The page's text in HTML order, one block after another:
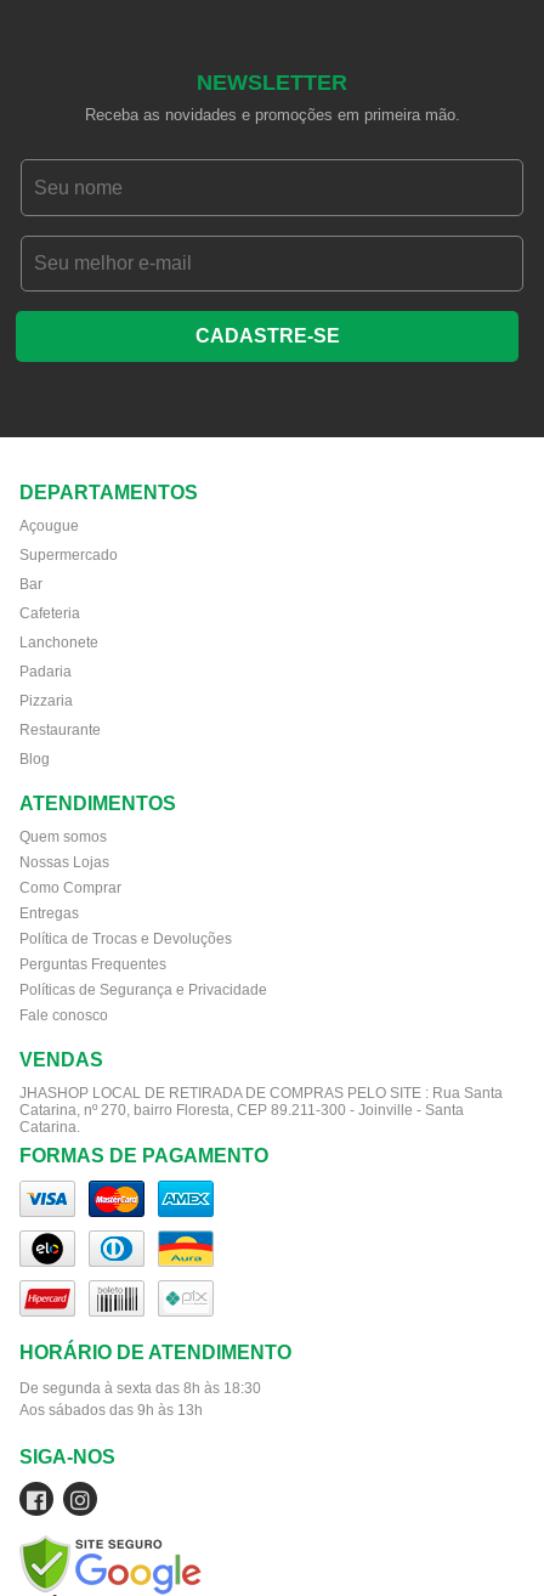
NEWSLETTER
Receba as novidades e promoções em primeira mão.
CADASTRE-SE
DEPARTAMENTOS
Açougue
Supermercado
Bar
Cafeteria
Lanchonete
Padaria
Pizzaria
Restaurante
Blog
ATENDIMENTOS
Quem somos
Nossas Lojas
Como Comprar
Entregas
Política de Trocas e Devoluções
Perguntas Frequentes
Políticas de Segurança e Privacidade
Fale conosco
VENDAS
JHASHOP LOCAL DE RETIRADA DE COMPRAS PELO SITE : Rua Santa
Catarina, nº 270, bairro Floresta, CEP 89.211-300 - Joinville - Santa
Catarina.
FORMAS DE PAGAMENTO
HORÁRIO DE ATENDIMENTO
De segunda à sexta das 8h às 18:30
Aos sábados das 9h às 13h
SIGA-NOS